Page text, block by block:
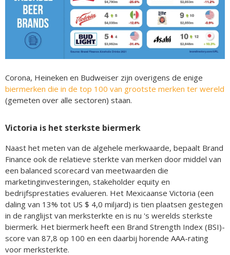
Corona, Heineken en Budweiser zijn overigens de enige
biermerken die in de top 100 van grootste merken ter wereld
(gemeten over alle sectoren) staan.
Victoria is het sterkste biermerk
Naast het meten van de algehele merkwaarde, bepaalt Brand
Finance ook de relatieve sterkte van merken door middel van
een balanced scorecard van meetwaarden die
marketinginvesteringen, stakeholder equity en
bedrijfsprestaties evalueren. Het Mexicaanse Victoria (een
daling van 13% tot US $ 4,0 miljard) is tien plaatsen gestegen
in de ranglijst van merksterkte en is nu 's werelds sterkste
biermerk. Het biermerk heeft een Brand Strength Index (BSI)-
score van 87,8 op 100 en een daarbij horende AAA-rating
voor merksterkte.